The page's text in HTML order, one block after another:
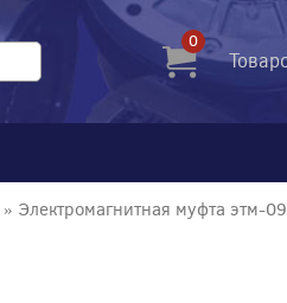
0
» Электромагнитная муфта этм-